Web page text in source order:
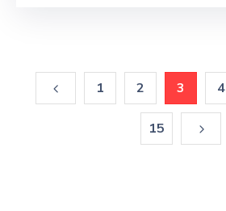
1 2 3 4
15